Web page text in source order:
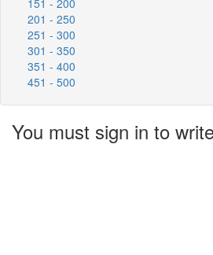
201 - 250
251 - 300
301 - 350
351 - 400
451 - 500
You must sign in to